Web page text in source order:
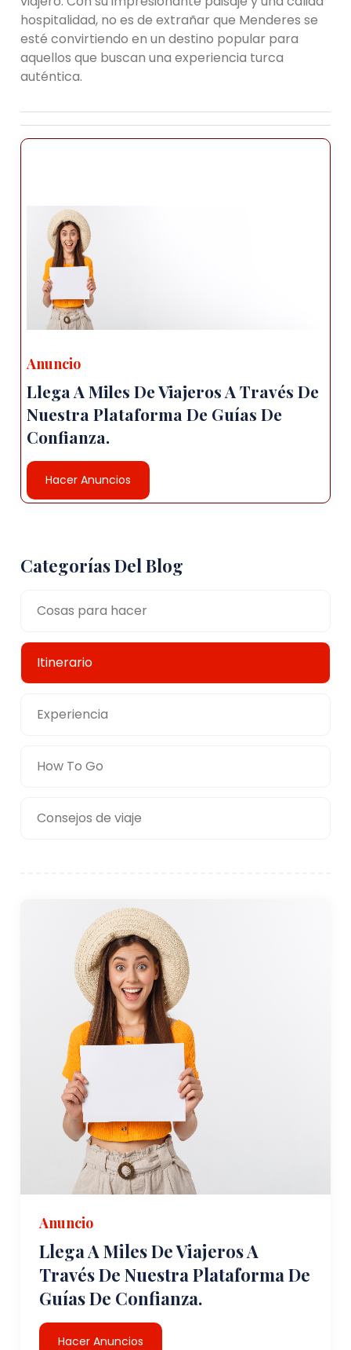
hospitalidad, no es de extrañar que Menderes se
esté convirtiendo en un destino popular para
aquellos que buscan una experiencia turca
auténtica.
Anuncio
Llega A Miles De Viajeros A Través De
Nuestra Plataforma De Guías De
Confianza.
Hacer Anuncios
Categorías Del Blog
Cosas para hacer
Itinerario
Experiencia
How To Go
Consejos de viaje
Anuncio
Llega A Miles De Viajeros A
Través De Nuestra Plataforma De
Guías De Confianza.
Hacer Anuncios